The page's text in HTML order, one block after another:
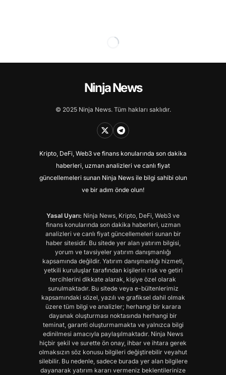
Ninja News
© 2025 Ninja News. Tüm hakları saklıdır.
Kripto, DeFi, Web3 ve finans konularında son dakika
haberleri, uzman analizleri ve canlı fiyat
güncellemeleri sunan Ninja News ile bilgi sahibi olun
ve bir adım önde olun!
Yasal Uyarı: Ninja News, Kripto, DeFi, Web3 ve
finans konularında son dakika haberleri, uzman
analizleri ve canlı fiyat güncellemeleri sunan bir
haber sitesidir. Bu sitede yer alan yatırım bilgisi,
yorum ve tavsiyeler yatırım danışmanlığı
kapsamında değildir. Yatırım danışmanlığı hizmeti,
yetkili kuruluşlar tarafından kişilerin risk ve getiri
tercihlerini dikkate alarak, kişiye özel olarak
sunulmaktadır. Bu sitede veya e-bültenlerimiz
kapsamındaki sözel, yazılı ve grafiksel dahil olmak
üzere tüm bilgi ve analizler; herhangi bir karara
dayanak oluşturması noktasında herhangi bir
teminat, garanti oluşturmamakta ve yalnızca bilgi
edinilmesi amacıyla paylaşılmaktadır. Ninja News
hiçbir şekil ve surette ön onay, ihbar ve ihtara gerek
olmaksızın söz konusu bilgileri değiştirebilir veyahut
silebilir. Bu nedenle, sadece burada yer alan bilgilere
dayanarak yatırım kararı vermeniz beklentilerinize